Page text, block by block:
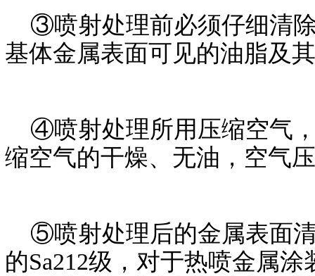
③喷射处理前必须仔细清除
基体金属表面可见的油脂及
④喷射处理所用压缩空气，
缩空气的干燥、无油，空气
⑤喷射处理后的金属表面清
的Sa212级，对于热喷金属